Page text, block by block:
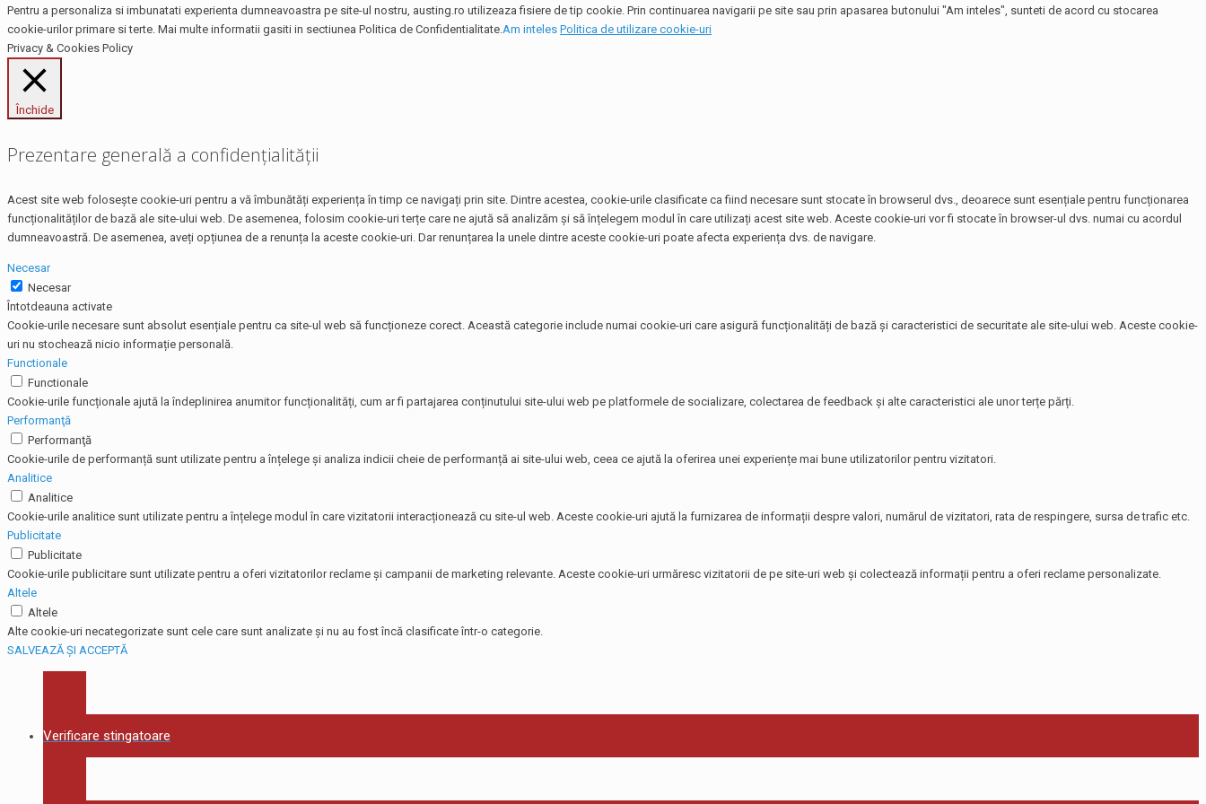
Pentru a personaliza si imbunatati experienta dumneavoastra pe site-ul nostru, austing.ro utilizeaza fisiere de tip cookie. Prin continuarea navigarii pe site sau prin apasarea butonului "Am inteles", sunteti de acord cu stocarea
cookie-urilor primare si terte. Mai multe informatii gasiti in sectiunea Politica de Confidentialitate.Am inteles Politica de utilizare cookie-uri
Privacy & Cookies Policy
Închide
Prezentare generală a confidențialității
Acest site web folosește cookie-uri pentru a vă îmbunătăți experiența în timp ce navigați prin site. Dintre acestea, cookie-urile clasificate ca fiind necesare sunt stocate în browserul dvs., deoarece sunt esențiale pentru funcționarea
funcționalităților de bază ale site-ului web. De asemenea, folosim cookie-uri terțe care ne ajută să analizăm și să înțelegem modul în care utilizați acest site web. Aceste cookie-uri vor fi stocate în browser-ul dvs. numai cu acordul
dumneavoastră. De asemenea, aveți opțiunea de a renunța la aceste cookie-uri. Dar renunțarea la unele dintre aceste cookie-uri poate afecta experiența dvs. de navigare.
Necesar
Necesar
Întotdeauna activate
Cookie-urile necesare sunt absolut esențiale pentru ca site-ul web să funcționeze corect. Această categorie include numai cookie-uri care asigură funcționalități de bază și caracteristici de securitate ale site-ului web. Aceste cookie-
uri nu stochează nicio informație personală.
Functionale
Functionale
Cookie-urile funcționale ajută la îndeplinirea anumitor funcționalități, cum ar fi partajarea conținutului site-ului web pe platformele de socializare, colectarea de feedback și alte caracteristici ale unor terțe părți.
Performanţă
Performanţă
Cookie-urile de performanță sunt utilizate pentru a înțelege și analiza indicii cheie de performanță ai site-ului web, ceea ce ajută la oferirea unei experiențe mai bune utilizatorilor pentru vizitatori.
Analitice
Analitice
Cookie-urile analitice sunt utilizate pentru a înțelege modul în care vizitatorii interacționează cu site-ul web. Aceste cookie-uri ajută la furnizarea de informații despre valori, numărul de vizitatori, rata de respingere, sursa de trafic etc.
Publicitate
Publicitate
Cookie-urile publicitare sunt utilizate pentru a oferi vizitatorilor reclame și campanii de marketing relevante. Aceste cookie-uri urmăresc vizitatorii de pe site-uri web și colectează informații pentru a oferi reclame personalizate.
Altele
Altele
Alte cookie-uri necategorizate sunt cele care sunt analizate și nu au fost încă clasificate într-o categorie.
SALVEAZĂ ȘI ACCEPTĂ
Verificare stingatoare